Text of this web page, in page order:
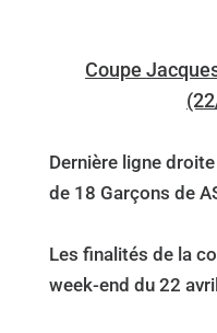
Coupe
Dernière ligne
de 18 Garçons de
Les finalités de la
week-end du 22